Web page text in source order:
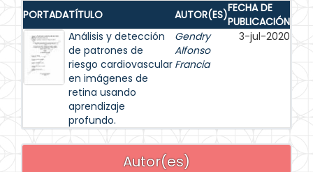
PORTADATÍTULO AUTOR(ES)FECHA DE
PUBLICACIÓN
Análisis y detección
de patrones de
riesgo cardiovascular
en imágenes de
retina usando
aprendizaje
profundo.
Gendry
Alfonso
Francia
3-jul-2020
Autor(es)